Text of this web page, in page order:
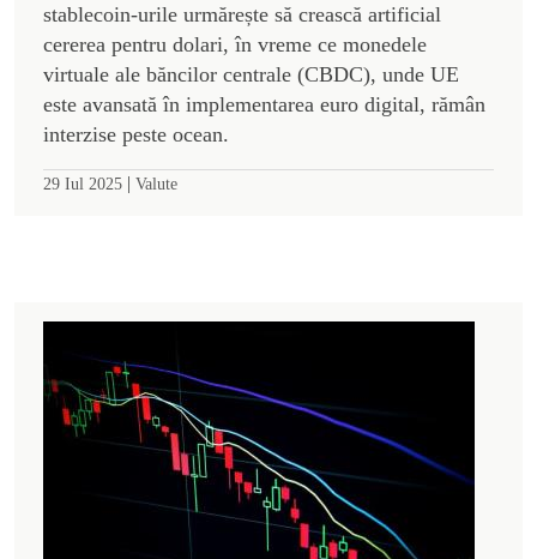
stablecoin-urile urmărește să crească artificial
cererea pentru dolari, în vreme ce monedele
virtuale ale băncilor centrale (CBDC), unde UE
este avansată în implementarea euro digital, rămân
interzise peste ocean.
29 Iul 2025 | Valute